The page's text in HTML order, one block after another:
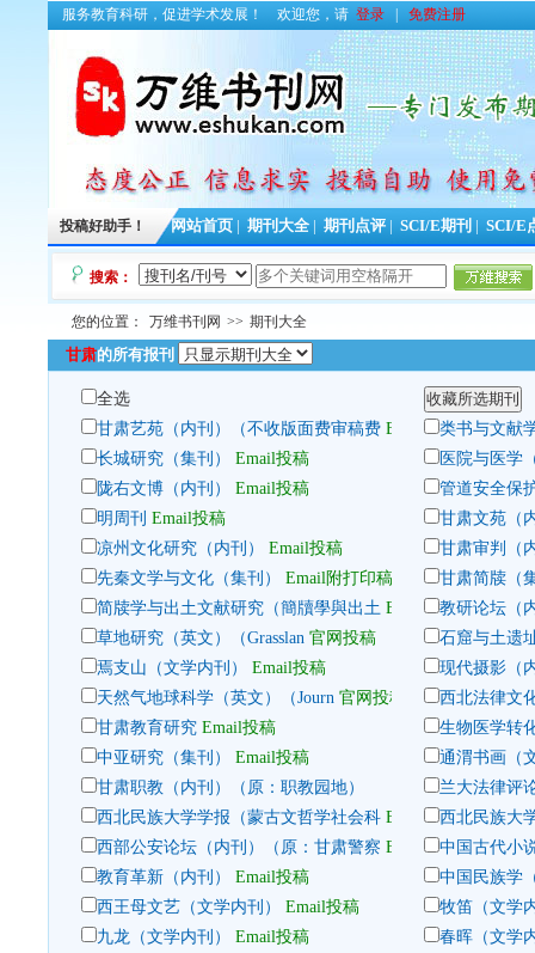
服务教育科研，促进学术发展！ 欢迎您，请 登录 免费注册
投稿好助手！ 网站首页 期刊大全 期刊点评 SCI/E期刊 SCI/E
搜索：
您的位置： 万维书刊网 >> 期刊大全
甘肃的所有报刊
全选
甘肃艺苑（内刊）（不收版面费审稿费 Email投稿类书与文献
长城研究（集刊）
Email投稿
医院与医学
陇右文博（内刊）
Email投稿
管道安全保
明周刊 Email投稿
甘肃文苑（
凉州文化研究（内刊）
Email投稿
甘肃审判（
先秦文学与文化（集刊）
Email附打印稿
甘肃简牍（
简牍学与出土文献研究（簡牘學與出土 Email投稿教研论坛（
草地研究（英文）（Grasslan 官网投稿
石窟与土遗
焉支山（文学内刊）
Email投稿
现代摄影（
天然气地球科学（英文）（Journ 官网投稿
西北法律文
甘肃教育研究 Email投稿
生物医学转
中亚研究（集刊）
Email投稿
通渭书画（
甘肃职教（内刊）（原：职教园地）
兰大法律评
西北民族大学学报（蒙古文哲学社会科 Email投稿西北民族大
西部公安论坛（内刊）（原：甘肃警察 Email投稿中国古代小
教育革新（内刊）
Email投稿
中国民族学
西王母文艺（文学内刊）
Email投稿
牧笛（文学
九龙（文学内刊）
Email投稿
春晖（文学